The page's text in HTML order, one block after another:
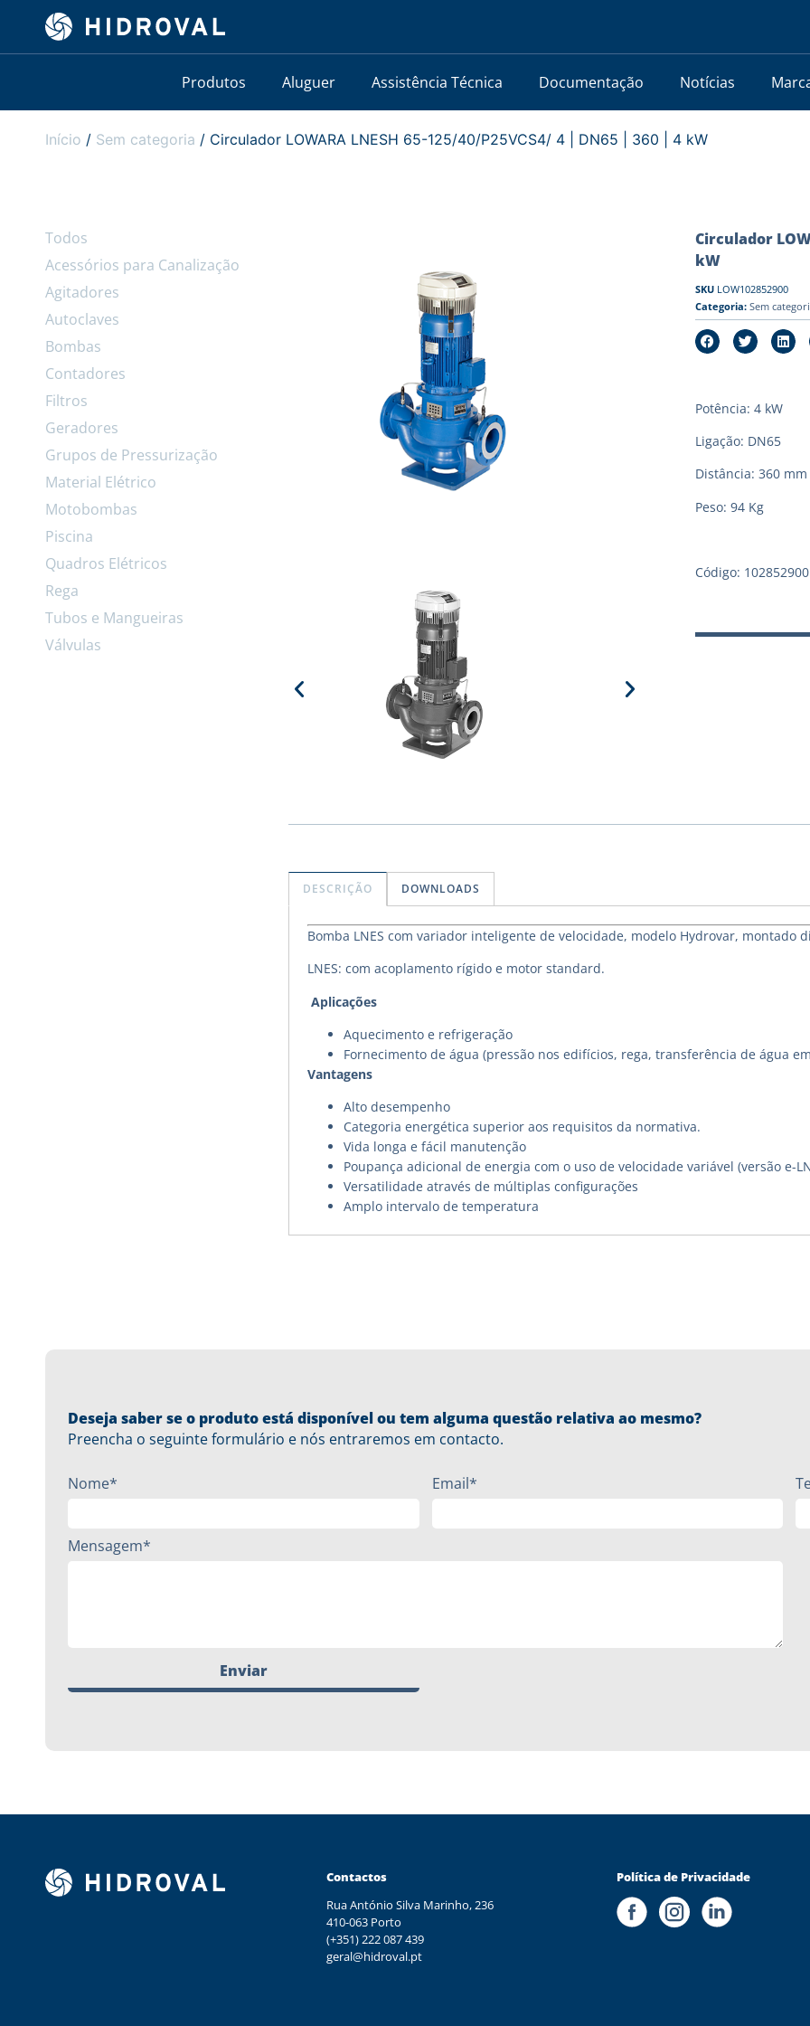
Produtos Aluguer Assistência Técnica Documentação Notícias
Início / Sem categoria / Circulador LOWARA LNESH 65-125/40/P25VCS4/ 4 | DN65 | 360 | 4 kW
Todos
Acessórios para Canalização
Agitadores
Autoclaves
Bombas
Contadores
Filtros
Geradores
Grupos de Pressurização
Material Elétrico
Motobombas
Piscina
Quadros Elétricos
Rega
Tubos e Mangueiras
Válvulas
Circulador
kW
SKU LOW102852900
Categoria: Sem
Potência: 4 kW
Ligação: DN65
Distância: 360 mm
Peso: 94 Kg
Código: 102852900
DESCRIÇÃO DOWNLOADS
Bomba LNES com variador inteligente de velocidade, modelo Hydrovar, montado
LNES: com acoplamento rígido e motor standard.
Aplicações
Aquecimento e refrigeração
Fornecimento de água (pressão nos edifícios, rega, transferência de água
Vantagens
Alto desempenho
Categoria energética superior aos requisitos da normativa.
Vida longa e fácil manutenção
Poupança adicional de energia com o uso de velocidade variável (versão e-
Versatilidade através de múltiplas configurações
Amplo intervalo de temperatura
Deseja saber se o produto está disponível ou tem alguma questão relativa ao mesmo?
Preencha o seguinte formulário e nós entraremos em contacto.
Nome* Email*
Mensagem*
Enviar
Contactos
Rua António Silva Marinho, 236
410-063 Porto
(+351) 222 087 439
geral@hidroval.pt
Política de Privacidade